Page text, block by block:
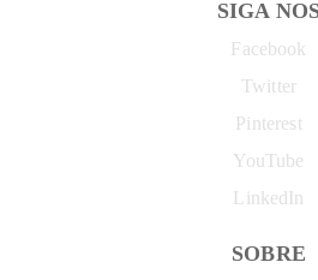
SIGA
Facebook
Twitter
Pinterest
YouTube
LinkedIn
SOBRE